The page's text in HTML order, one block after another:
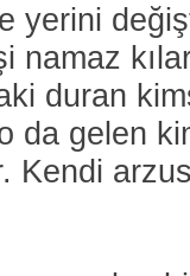
yerini
namaz
duran
da gelen
Kendi